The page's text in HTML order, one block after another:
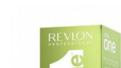
Бальзамы и кондиционеры
Безсульфатный уход
Воски, пасты, глина, помады
Гели для волос